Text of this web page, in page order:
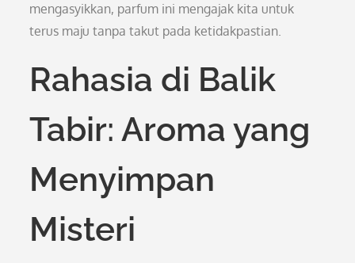
mengasyikkan, parfum ini mengajak kita untuk
terus maju tanpa takut pada ketidakpastian.
Rahasia di Balik
Tabir: Aroma yang
Menyimpan
Misteri